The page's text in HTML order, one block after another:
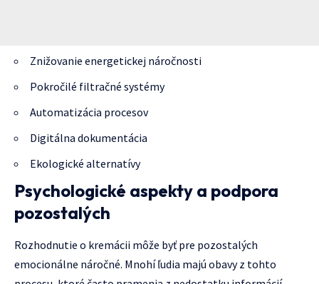
Znižovanie energetickej náročnosti
Pokročilé filtračné systémy
Automatizácia procesov
Digitálna dokumentácia
Ekologické alternatívy
Psychologické aspekty a podpora
pozostalých
Rozhodnutie o kremácii môže byť pre pozostalých
emocionálne náročné. Mnohí ľudia majú obavy z tohto